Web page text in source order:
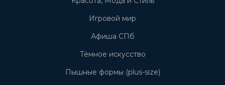
Игровой мир
Афиша СПб
Тёмное искусство
Пышные формы (plus-size)